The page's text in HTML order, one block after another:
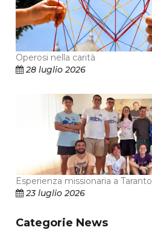
Operosi nella carità
28 luglio 2026
Esperienza missionaria a Taranto
23 luglio 2026
Categorie News